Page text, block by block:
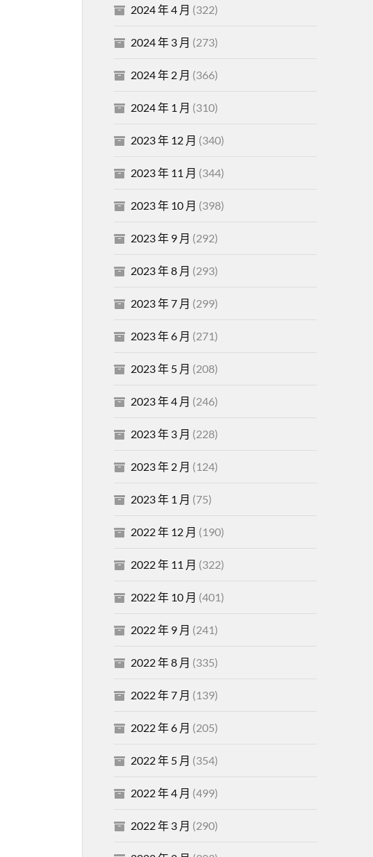
2024 年 4 月 (322)
2024 年 3 月 (273)
2024 年 2 月 (366)
2024 年 1 月 (310)
2023 年 12 月 (340)
2023 年 11 月 (344)
2023 年 10 月 (398)
2023 年 9 月 (292)
2023 年 8 月 (293)
2023 年 7 月 (299)
2023 年 6 月 (271)
2023 年 5 月 (208)
2023 年 4 月 (246)
2023 年 3 月 (228)
2023 年 2 月 (124)
2023 年 1 月 (75)
2022 年 12 月 (190)
2022 年 11 月 (322)
2022 年 10 月 (401)
2022 年 9 月 (241)
2022 年 8 月 (335)
2022 年 7 月 (139)
2022 年 6 月 (205)
2022 年 5 月 (354)
2022 年 4 月 (499)
2022 年 3 月 (290)